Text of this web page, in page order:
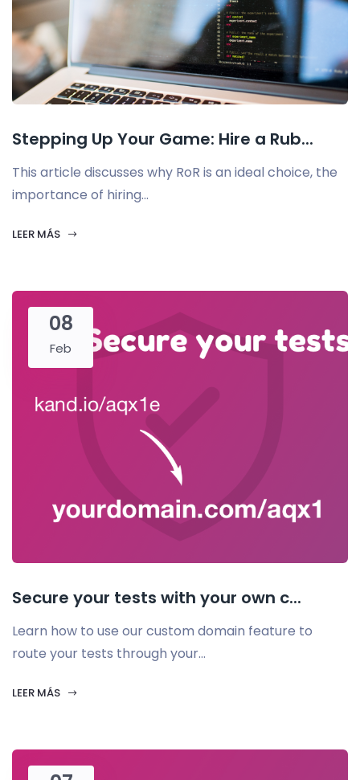
Stepping Up Your Game: Hire a Rub...
This article discusses why RoR is an ideal choice, the
importance of hiring...
LEER MÁS
08
Feb
Secure your tests with your own c...
Learn how to use our custom domain feature to
route your tests through your...
LEER MÁS